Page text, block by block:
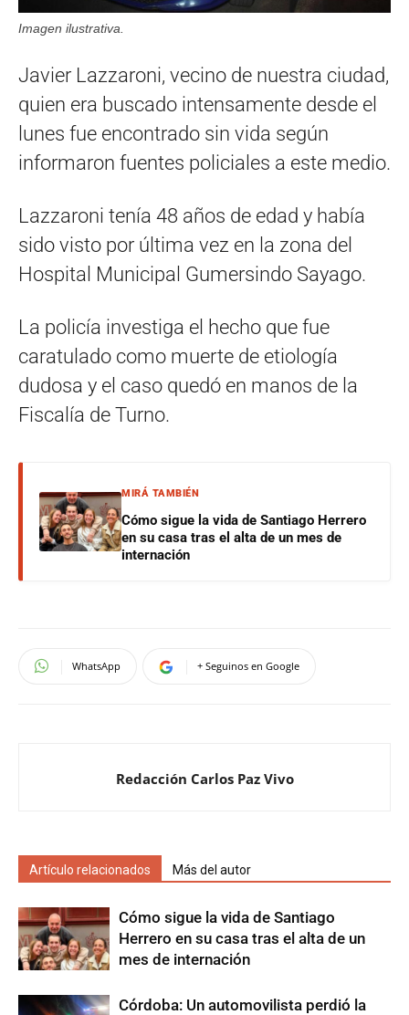
Imagen ilustrativa.
Javier Lazzaroni, vecino de nuestra ciudad,
quien era buscado intensamente desde el
lunes fue encontrado sin vida según
informaron fuentes policiales a este medio.
Lazzaroni tenía 48 años de edad y había
sido visto por última vez en la zona del
Hospital Municipal Gumersindo Sayago.
La policía investiga el hecho que fue
caratulado como muerte de etiología
dudosa y el caso quedó en manos de la
Fiscalía de Turno.
MIRÁ TAMBIÉN
Cómo sigue la vida de Santiago Herrero
en su casa tras el alta de un mes de
internación
WhatsApp + Seguinos en Google
Redacción Carlos Paz Vivo
Artículo relacionados Más del autor
Cómo sigue la vida de Santiago
Herrero en su casa tras el alta de un
mes de internación
Córdoba: Un automovilista perdió la